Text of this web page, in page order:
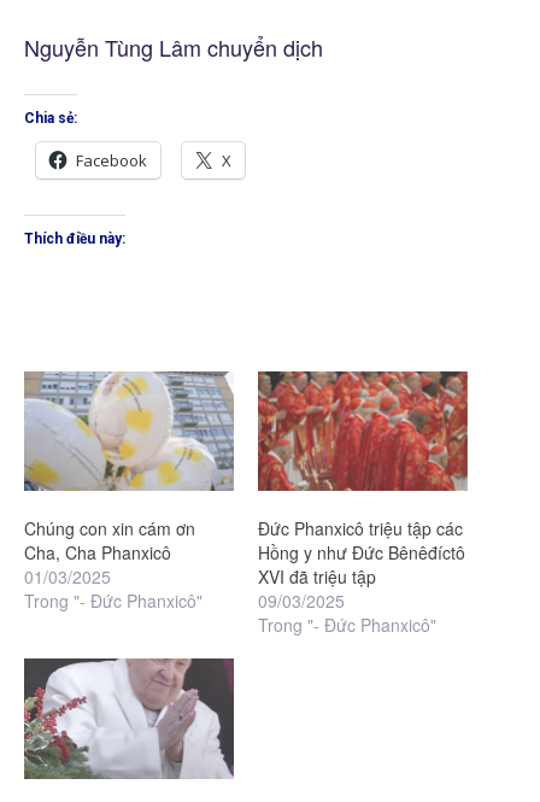
Nguyễn Tùng Lâm chuyển dịch
Chia sẻ:
Facebook X
Thích điều này:
Chúng con xin cám ơn
Cha, Cha Phanxicô
01/03/2025
Trong "- Đức Phanxicô"
Đức Phanxicô triệu tập các
Hồng y như Đức Bênêđíctô
XVI đã triệu tập
09/03/2025
Trong "- Đức Phanxicô"